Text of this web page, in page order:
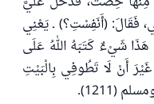
فَقَالَ: (أَنَفِسْتِ؟) ـ يَعْنِي
شَيْءٌ ‌كَتَبَهُ ‌اللهُ ‌عَلَى
أَنْ لَا تَطُوفِي بِالْبَيْتِ